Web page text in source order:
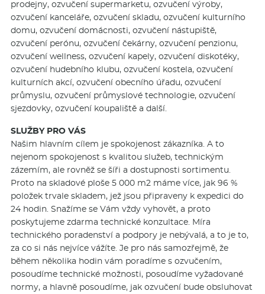
prodejny, ozvučení supermarketu, ozvučení výroby,
ozvučení kanceláře, ozvučení skladu, ozvučení kulturního
domu, ozvučení domácnosti, ozvučení nástupiště,
ozvučení perónu, ozvučení čekárny, ozvučení penzionu,
ozvučení wellness, ozvučení kapely, ozvučení diskotéky,
ozvučení hudebního klubu, ozvučení kostela, ozvučení
kulturních akcí, ozvučení obecního úřadu, ozvučení
průmyslu, ozvučení průmyslové technologie, ozvučení
sjezdovky, ozvučení koupaliště a další.
SLUŽBY PRO VÁS
Našim hlavním cílem je spokojenost zákazníka. A to
nejenom spokojenost s kvalitou služeb, technickým
zázemím, ale rovněž se šíři a dostupnosti sortimentu.
Proto na skladové ploše 5 000 m2 máme více, jak 96 %
položek trvale skladem, jež jsou připraveny k expedici do
24 hodin. Snažíme se Vám vždy vyhovět, a proto
poskytujeme zdarma technické konzultace. Míra
technického poradenství a podpory je nebývalá, a to je to,
za co si nás nejvíce vážíte. Je pro nás samozřejmě, že
během několika hodin vám poradíme s ozvučením,
posoudíme technické možnosti, posoudíme vyžadované
normy, a hlavně posoudíme, jak ozvučení bude obsluhovat